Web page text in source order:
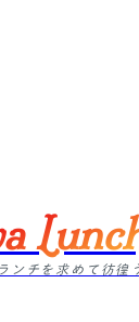
ンチを求めて彷徨